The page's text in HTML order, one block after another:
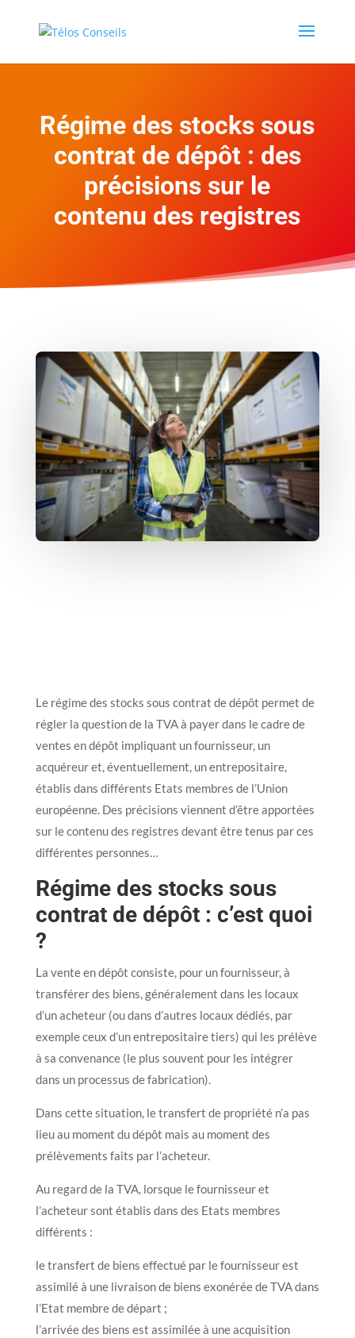
Régime des stocks sous
contrat de dépôt : des
précisions sur le
contenu des registres
Le régime des stocks sous contrat de dépôt permet de
régler la question de la TVA à payer dans le cadre de
ventes en dépôt impliquant un fournisseur, un
acquéreur et, éventuellement, un entrepositaire,
établis dans différents Etats membres de l’Union
européenne. Des précisions viennent d’être apportées
sur le contenu des registres devant être tenus par ces
différentes personnes…
Régime des stocks sous
contrat de dépôt : c’est quoi
?
La vente en dépôt consiste, pour un fournisseur, à
transférer des biens, généralement dans les locaux
d’un acheteur (ou dans d’autres locaux dédiés, par
exemple ceux d’un entrepositaire tiers) qui les prélève
à sa convenance (le plus souvent pour les intégrer
dans un processus de fabrication).
Dans cette situation, le transfert de propriété n’a pas
lieu au moment du dépôt mais au moment des
prélèvements faits par l’acheteur.
Au regard de la TVA, lorsque le fournisseur et
l’acheteur sont établis dans des Etats membres
différents :
le transfert de biens effectué par le fournisseur est
assimilé à une livraison de biens exonérée de TVA dans
l’Etat membre de départ ;
l’arrivée des biens est assimilée à une acquisition